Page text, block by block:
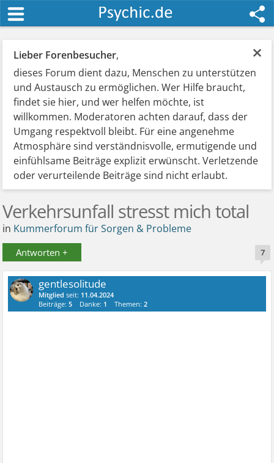
×
Lieber Forenbesucher,
dieses Forum dient dazu, Menschen zu unterstützen
und Austausch zu ermöglichen. Wer Hilfe braucht,
findet sie hier, und wer helfen möchte, ist
willkommen. Moderatoren achten darauf, dass der
Umgang respektvoll bleibt. Für eine angenehme
Atmosphäre sind verständnisvolle, ermutigende und
einfühlsame Beiträge explizit erwünscht. Verletzende
oder verurteilende Beiträge sind nicht erlaubt.
Verkehrsunfall stresst mich total
in Kummerforum für Sorgen & Probleme
Antworten + 7
gentlesolitude
Mitglied seit: 11.04.2024
Beiträge:5 Danke: 1 Themen:2